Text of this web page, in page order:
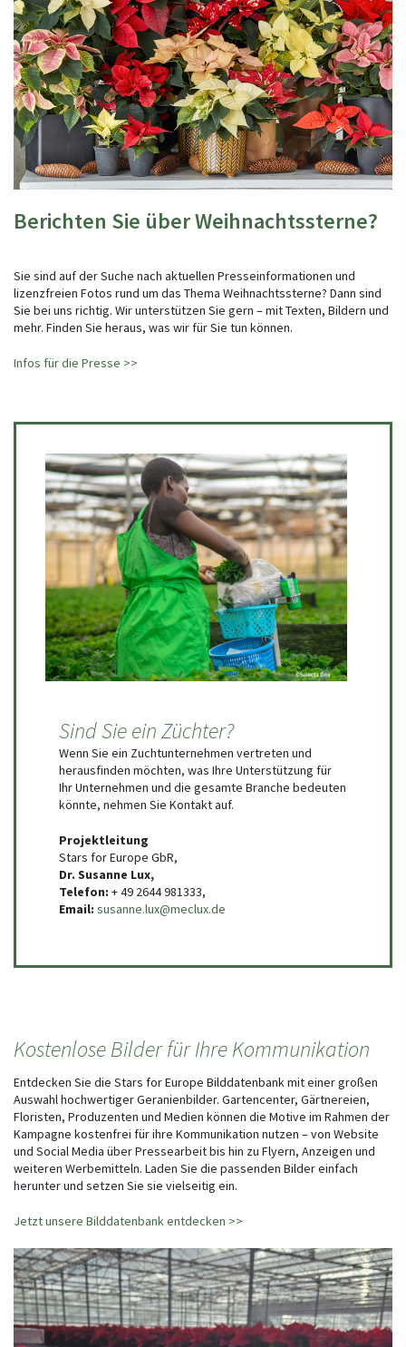
Berichten Sie über Weihnachtssterne?
Sie sind auf der Suche nach aktuellen Presseinformationen und
lizenzfreien Fotos rund um das Thema Weihnachtssterne? Dann sind
Sie bei uns richtig. Wir unterstützen Sie gern – mit Texten, Bildern und
mehr. Finden Sie heraus, was wir für Sie tun können.
Infos für die Presse >>
Sind Sie ein Züchter?
Wenn Sie ein Zuchtunternehmen vertreten und
herausfinden möchten, was Ihre Unterstützung für
Ihr Unternehmen und die gesamte Branche bedeuten
könnte, nehmen Sie Kontakt auf.
Projektleitung
Stars for Europe GbR,
Dr. Susanne Lux,
Telefon: + 49 2644 981333,
Email: susanne.lux@meclux.de
Kostenlose Bilder für Ihre Kommunikation
Entdecken Sie die Stars for Europe Bilddatenbank mit einer großen
Auswahl hochwertiger Geranienbilder. Gartencenter, Gärtnereien,
Floristen, Produzenten und Medien können die Motive im Rahmen der
Kampagne kostenfrei für ihre Kommunikation nutzen – von Website
und Social Media über Pressearbeit bis hin zu Flyern, Anzeigen und
weiteren Werbemitteln. Laden Sie die passenden Bilder einfach
herunter und setzen Sie sie vielseitig ein.
Jetzt unsere Bilddatenbank entdecken >>